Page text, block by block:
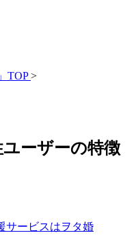
TOP >
ーザーの特徴
サービスはヲタ婚